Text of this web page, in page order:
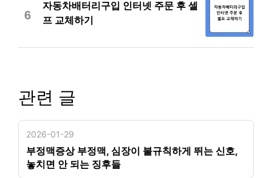
6
자동차배터리구입 인터넷 주문 후 셀
프 교체하기
관련 글
2026-01-29
부정맥증상 부정맥, 심장이 불규칙하게 뛰는 신호,
놓치면 안 되는 징후들